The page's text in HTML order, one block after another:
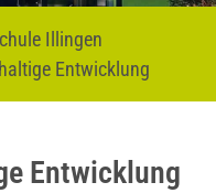
Illingen
Entwicklung
Entwicklung